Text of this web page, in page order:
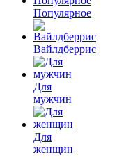
Популярное
Вайлдберрис
Для
мужчин
Для
женщин